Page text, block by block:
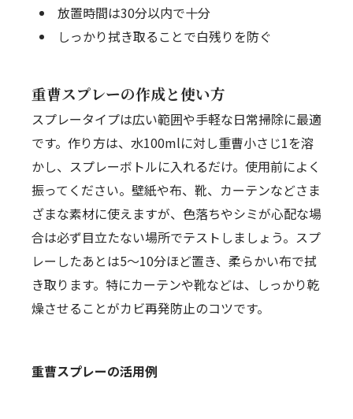
放置時間は30分以内で十分
しっかり拭き取ることで白残りを防ぐ
重曹スプレーの作成と使い方
スプレータイプは広い範囲や手軽な日常掃除に最適
です。作り方は、水100mlに対し重曹小さじ1を溶
かし、スプレーボトルに入れるだけ。使用前によく
振ってください。壁紙や布、靴、カーテンなどさま
ざまな素材に使えますが、色落ちやシミが心配な場
合は必ず目立たない場所でテストしましょう。スプ
レーしたあとは5～10分ほど置き、柔らかい布で拭
き取ります。特にカーテンや靴などは、しっかり乾
燥させることがカビ再発防止のコツです。
重曹スプレーの活用例